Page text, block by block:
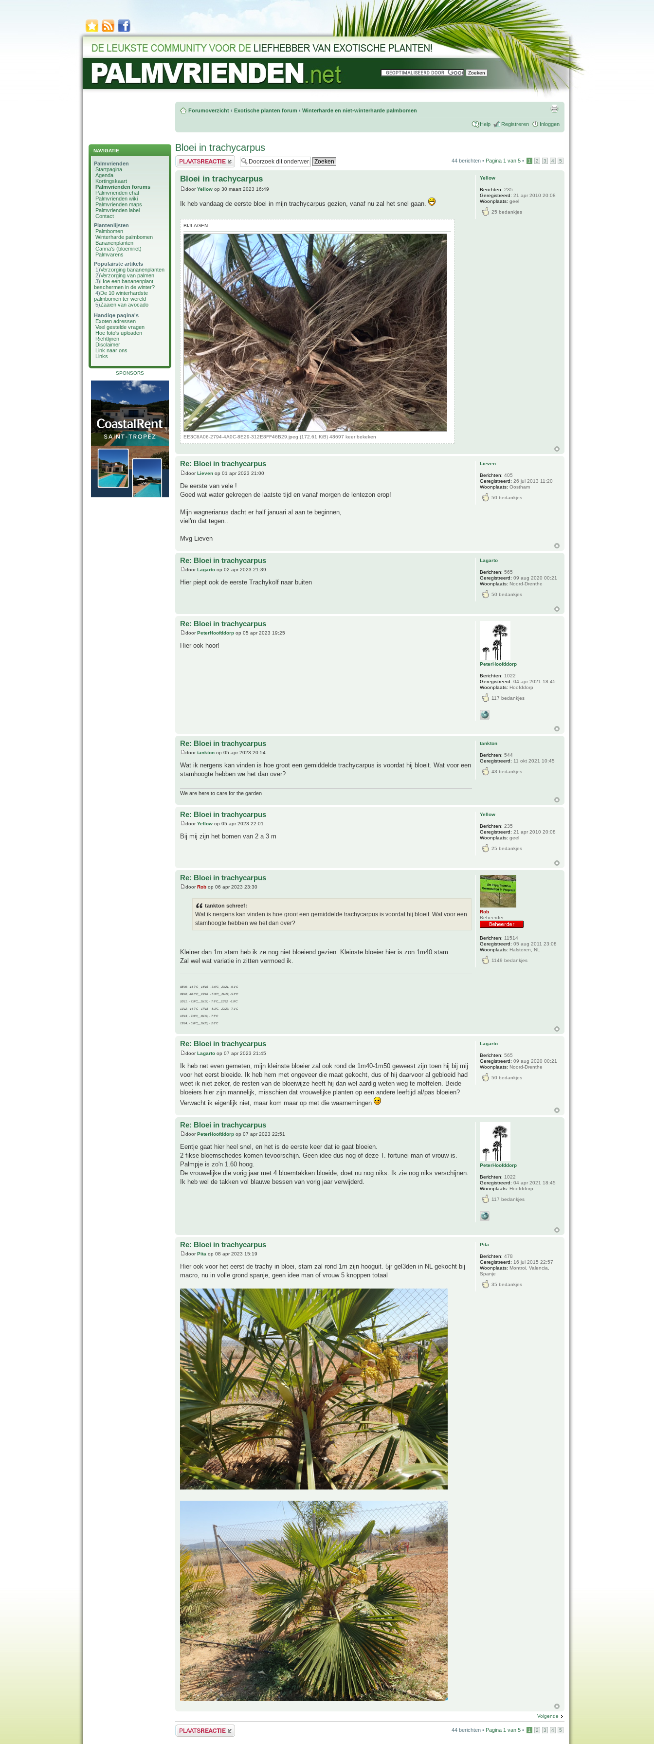
NAVIGATIE
Palmvrienden
Startpagina
Agenda
Kortingskaart
Palmvrienden forums
Palmvrienden chat
Palmvrienden wiki
Palmvrienden maps
Palmvrienden label
Contact
Plantenlijsten
Palmbomen
Winterharde palmbomen
Bananenplanten
Canna's (bloemriet)
Palmvarens
Populairste artikels
1)Verzorging bananenplanten
2)Verzorging van palmen
3)Hoe een bananenplant
beschermen in de winter?
4)De 10 winterhardste
palmbomen ter wereld
5)Zaaien van avocado
Handige pagina's
Exoten adressen
Veel gestelde vragen
Hoe foto's uploaden
Richtlijnen
Disclaimer
Link naar ons
Links
SPONSORS
Forumoverzicht ‹ Exotische planten forum ‹ Winterharde en niet-winterharde palmbomen
Help Registreren Inloggen
Bloei in trachycarpus
Plaats een reactie 44 berichten • Pagina 1 van 5 • 1 2 3 4 5
Bloei in trachycarpus
doorYellow op 30 maart 2023 16:49
Ik heb vandaag de eerste bloei in mijn trachycarpus gezien, vanaf nu zal het snel gaan.
BIJLAGEN
EE3C6A06-2794-4A0C-8E29-312E8FF46B29.jpeg (172.61 KiB) 48697 keer bekeken
Yellow
Berichten: 235
Geregistreerd: 21 apr 2010 20:08
Woonplaats: geel
25 bedankjes
Re: Bloei in trachycarpus
doorLieven op 01 apr 2023 21:00
De eerste van vele !
Goed wat water gekregen de laatste tijd en vanaf morgen de lentezon erop!
Mijn wagnerianus dacht er half januari al aan te beginnen,
viel'm dat tegen..
Mvg Lieven
Lieven
Berichten: 405
Geregistreerd: 26 jul 2013 11:20
Woonplaats: Oostham
50 bedankjes
Re: Bloei in trachycarpus
doorLagarto op 02 apr 2023 21:39
Hier piept ook de eerste Trachykolf naar buiten
Lagarto
Berichten: 565
Geregistreerd: 09 aug 2020 00:21
Woonplaats: Noord-Drenthe
50 bedankjes
Re: Bloei in trachycarpus
doorPeterHoofddorp op 05 apr 2023 19:25
Hier ook hoor!
PeterHoofddorp
Berichten: 1022
Geregistreerd: 04 apr 2021 18:45
Woonplaats: Hoofddorp
117 bedankjes
Re: Bloei in trachycarpus
doortankton op 05 apr 2023 20:54
Wat ik nergens kan vinden is hoe groot een gemiddelde trachycarpus is voordat hij bloeit. Wat voor een
stamhoogte hebben we het dan over?
We are here to care for the garden
tankton
Berichten: 544
Geregistreerd: 11 okt 2021 10:45
43 bedankjes
Re: Bloei in trachycarpus
doorYellow op 05 apr 2023 22:01
Bij mij zijn het bomen van 2 a 3 m
Yellow
Berichten: 235
Geregistreerd: 21 apr 2010 20:08
Woonplaats: geel
25 bedankjes
Re: Bloei in trachycarpus
doorRob op 06 apr 2023 23:30
tankton schreef:
Wat ik nergens kan vinden is hoe groot een gemiddelde trachycarpus is voordat hij bloeit. Wat voor een
stamhoogte hebben we het dan over?
Kleiner dan 1m stam heb ik ze nog niet bloeiend gezien. Kleinste bloeier hier is zon 1m40 stam.
Zal wel wat variatie in zitten vermoed ik.
08/09, -14.7°C__14/15, - 3.6°C__20/21, -9.1°C
09/10, -10.0°C__15/16, - 5.9°C__21/22, -5.2°C
10/11, - 7.9°C__16/17, - 7.9°C__21/22, -6.9°C
11/12, -14.7°C__17/18, - 8.3°C__22/23, -7.1°C
12/13, - 7.9°C__18/19, - 7.5°C
13/14, - 0.8°C__19/20, - 2.8°C
Rob
Beheerder
Berichten: 11514
Geregistreerd: 05 aug 2011 23:08
Woonplaats: Halsteren, NL
1149 bedankjes
Re: Bloei in trachycarpus
doorLagarto op 07 apr 2023 21:45
Ik heb net even gemeten, mijn kleinste bloeier zal ook rond de 1m40-1m50 geweest zijn toen hij bij mij
voor het eerst bloeide. Ik heb hem met ongeveer die maat gekocht, dus of hij daarvoor al gebloeid had
weet ik niet zeker, de resten van de bloeiwijze heeft hij dan wel aardig weten weg te moffelen. Beide
bloeiers hier zijn mannelijk, misschien dat vrouwelijke planten op een andere leeftijd al/pas bloeien?
Verwacht ik eigenlijk niet, maar kom maar op met die waarnemingen
Lagarto
Berichten: 565
Geregistreerd: 09 aug 2020 00:21
Woonplaats: Noord-Drenthe
50 bedankjes
Re: Bloei in trachycarpus
doorPeterHoofddorp op 07 apr 2023 22:51
Eentje gaat hier heel snel, en het is de eerste keer dat ie gaat bloeien.
2 fikse bloemschedes komen tevoorschijn. Geen idee dus nog of deze T. fortunei man of vrouw is.
Palmpje is zo'n 1.60 hoog.
De vrouwelijke die vorig jaar met 4 bloemtakken bloeide, doet nu nog niks. Ik zie nog niks verschijnen.
Ik heb wel de takken vol blauwe bessen van vorig jaar verwijderd.
PeterHoofddorp
Berichten: 1022
Geregistreerd: 04 apr 2021 18:45
Woonplaats: Hoofddorp
117 bedankjes
Re: Bloei in trachycarpus
doorPita op 08 apr 2023 15:19
Hier ook voor het eerst de trachy in bloei, stam zal rond 1m zijn hooguit. 5jr gel3den in NL gekocht bij
macro, nu in volle grond spanje, geen idee man of vrouw 5 knoppen totaal
Pita
Berichten: 478
Geregistreerd: 16 jul 2015 22:57
Woonplaats: Montroi, Valencia,
Spanje
35 bedankjes
Volgende
Plaats een reactie 44 berichten • Pagina 1 van 5 • 1 2 3 4 5